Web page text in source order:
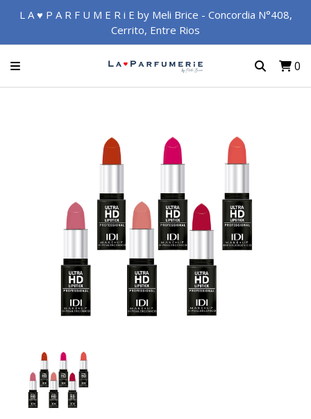
L A ♥ P A R F U M E R i E by Meli Brice - Concordia N°408,
Cerrito, Entre Rios
0